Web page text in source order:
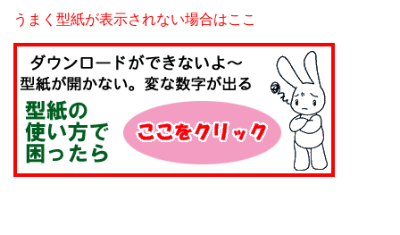
うまく型紙が表示されない場合はここ